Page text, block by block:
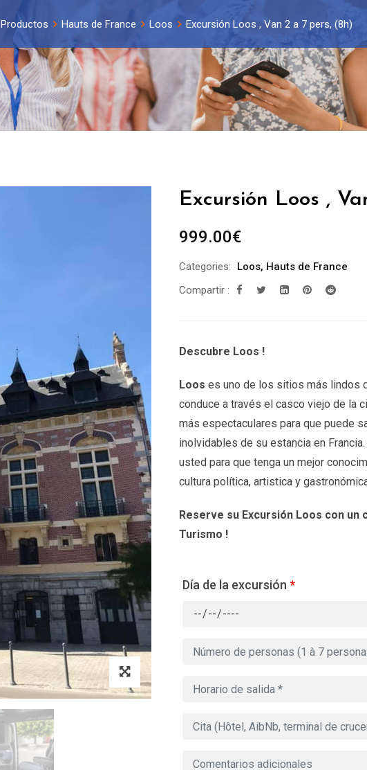
Productos Hauts de France Loos Excursión Loos , Van 2 a 7 pers, (8h)
Excursión Loos ,
999.00€
Categories: Loos, Hauts de France
Compartir :
Descubre Loos !
Loos es uno de los sitios más lindos
conduce a través el casco viejo de la
más espectaculares para que puede
inolvidables de su estancia en
usted para que tenga un mejor
cultura política, artistica y
Reserve su Excursión Loos con un
Turismo !
Día de la excursión *